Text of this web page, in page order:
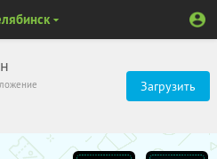
Загрузить